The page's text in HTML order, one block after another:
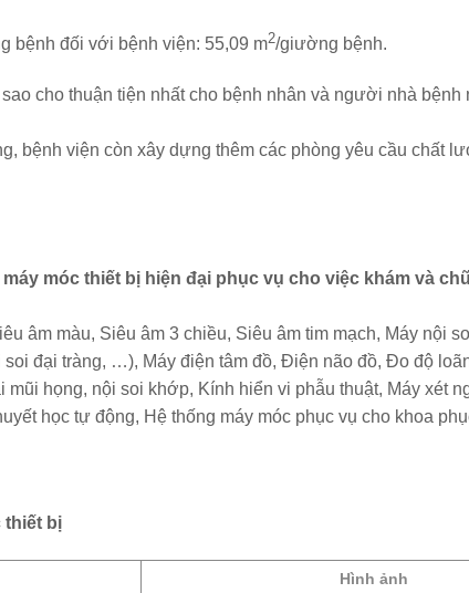
bệnh đối với bệnh viện: 55,09 m2/giường bệnh.
cho thuận tiện nhất cho bệnh nhân và người nhà bệnh
bệnh viện còn xây dựng thêm các phòng yêu cầu chất
móc thiết bị hiện đại phục vụ cho việc khám và
âm màu, Siêu âm 3 chiều, Siêu âm tim mạch, Máy nội
soi đại tràng, …), Máy điện tâm đồ, Điện não đồ, Đo độ
mũi họng, nội soi khớp, Kính hiển vi phẫu thuật, Máy xét
học tự động, Hệ thống máy móc phục vụ cho khoa
thiết bị
Hình ảnh